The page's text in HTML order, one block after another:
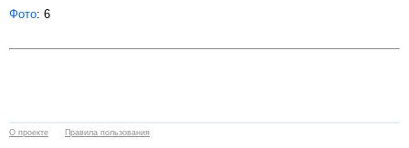
Фото: 6
О проекте Правила пользования